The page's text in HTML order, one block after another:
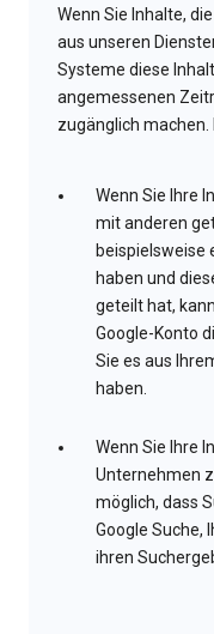
Wenn Sie Inhalte,
aus unseren
Systeme diese
angemessenen
zugänglich
Wenn Sie Ihre
mit anderen
beispielsweise
haben und
geteilt hat,
Google-Konto
Sie es aus
haben.
Wenn Sie Ihre
Unternehmen
möglich, dass
Google Suche,
ihren